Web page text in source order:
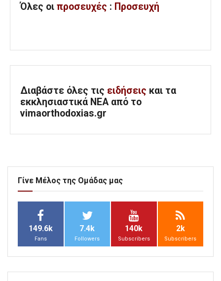
Όλες οι προσευχές : Προσευχή
Διαβάστε όλες τις ειδήσεις και τα
εκκλησιαστικά ΝΕΑ από το
vimaorthodoxias.gr
Γίνε Μέλος της Ομάδας μας
149.6k
Fans
7.4k
Followers
140k
Subscribers
2k
Subscribers